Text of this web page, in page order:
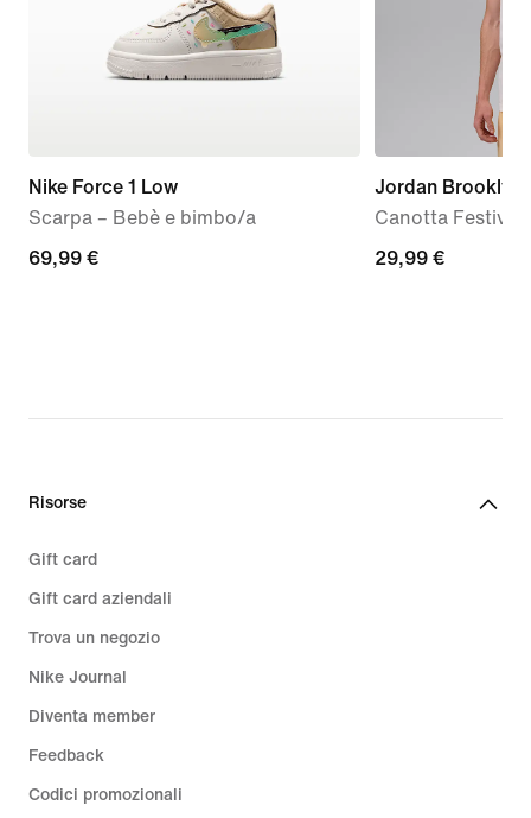
Nike Force 1 Low
Scarpa – Bebè e bimbo/a
69,99
69,99 €
Jordan Brooklyn
Canotta Festival
29,99
29,99 €
Risorse
Gift card
Gift card aziendali
Trova un negozio
Nike Journal
Diventa member
Feedback
Codici promozionali